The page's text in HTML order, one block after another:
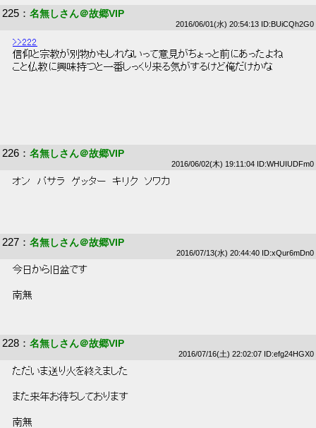
225 ： 名無しさん＠故郷VIP
2016/06/01(水) 20:54:13 ID:BUiCQh2G0
>>222
信仰と宗教が別物かもしれないって意見がちょっと前にあったよね
こと仏教に興味持つと一番しっくり来る気がするけど俺だけかな
226 ： 名無しさん＠故郷VIP
2016/06/02(木) 19:11:04 ID:WHUIUDFm0
オン　バサラ　ゲッター　キリク　ソワカ
227 ： 名無しさん＠故郷VIP
2016/07/13(水) 20:44:40 ID:xQur6mDn0
今日から旧盆です
南無
228 ： 名無しさん＠故郷VIP
2016/07/16(土) 22:02:07 ID:efg24HGX0
ただいま送り火を終えました
また来年お待ちしております
南無